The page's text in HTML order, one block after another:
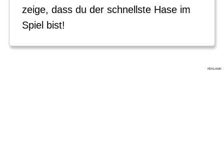
zeige, dass du der schnellste Hase im
Spiel bist!
REKLAME